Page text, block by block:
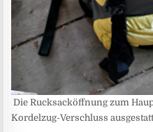
Die Rucksacköffnung zum
Kordelzug-Verschluss